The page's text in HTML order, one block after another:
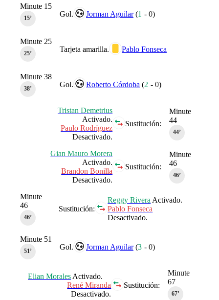
Gol. Jorman Aguilar (1 -0)
Minute 15
15‎’‎
Tarjeta amarilla. Pablo Fonseca
Minute 25
25‎’‎
Gol. Roberto Córdoba (2 -0)
Minute 38
38‎’‎
Minute
44
44‎’‎
Sustitución:
Tristan Demetrius
Activado.
Paulo Rodríguez
Desactivado.
Minute
46
46‎’‎
Sustitución:
Gian Mauro Morera
Activado.
Brandon Bonilla
Desactivado.
Sustitución:
Reggy Rivera Activado.
Pablo Fonseca
Desactivado.
Minute
46
46‎’‎
Gol. Jorman Aguilar (3 -0)
Minute 51
51‎’‎
Minute
67
67‎’‎
Sustitución:
Elian Morales Activado.
René Miranda
Desactivado.